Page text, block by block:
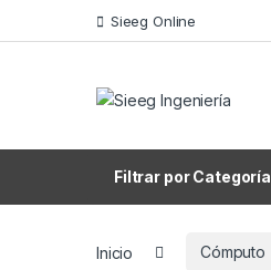
Sieeg Online
Filtrar por Categoría
Inicio Cómputo